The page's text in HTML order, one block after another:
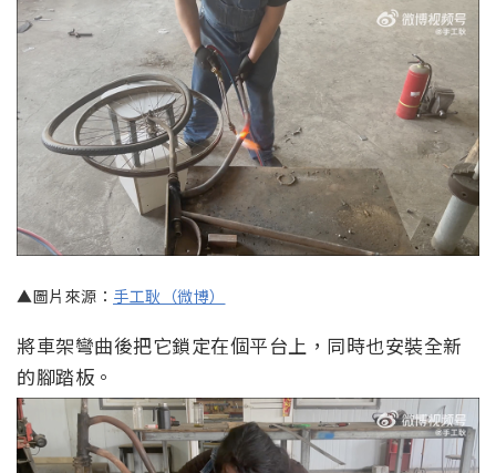
▲圖片來源： 手工耿（微博）
將車架彎曲後把它鎖定在個平台上，同時也安裝全新
的腳踏板。